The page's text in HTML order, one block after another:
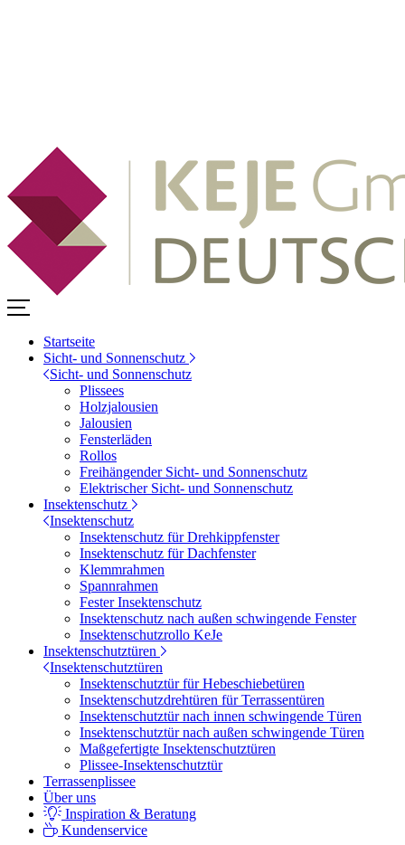
Startseite
Sicht- und Sonnenschutz
Sicht- und Sonnenschutz
Plissees
Holzjalousien
Jalousien
Fensterläden
Rollos
Freihängender Sicht- und Sonnenschutz
Elektrischer Sicht- und Sonnenschutz
Insektenschutz
Insektenschutz
Insektenschutz für Drehkippfenster
Insektenschutz für Dachfenster
Klemmrahmen
Spannrahmen
Fester Insektenschutz
Insektenschutz nach außen schwingende Fenster
Insektenschutzrollo KeJe
Insektenschutztüren
Insektenschutztüren
Insektenschutztür für Hebeschiebetüren
Insektenschutzdrehtüren für Terrassentüren
Insektenschutztür nach innen schwingende Türen
Insektenschutztür nach außen schwingende Türen
Maßgefertigte Insektenschutztüren
Plissee-Insektenschutztür
Terrassenplissee
Über uns
Inspiration & Beratung
Kundenservice